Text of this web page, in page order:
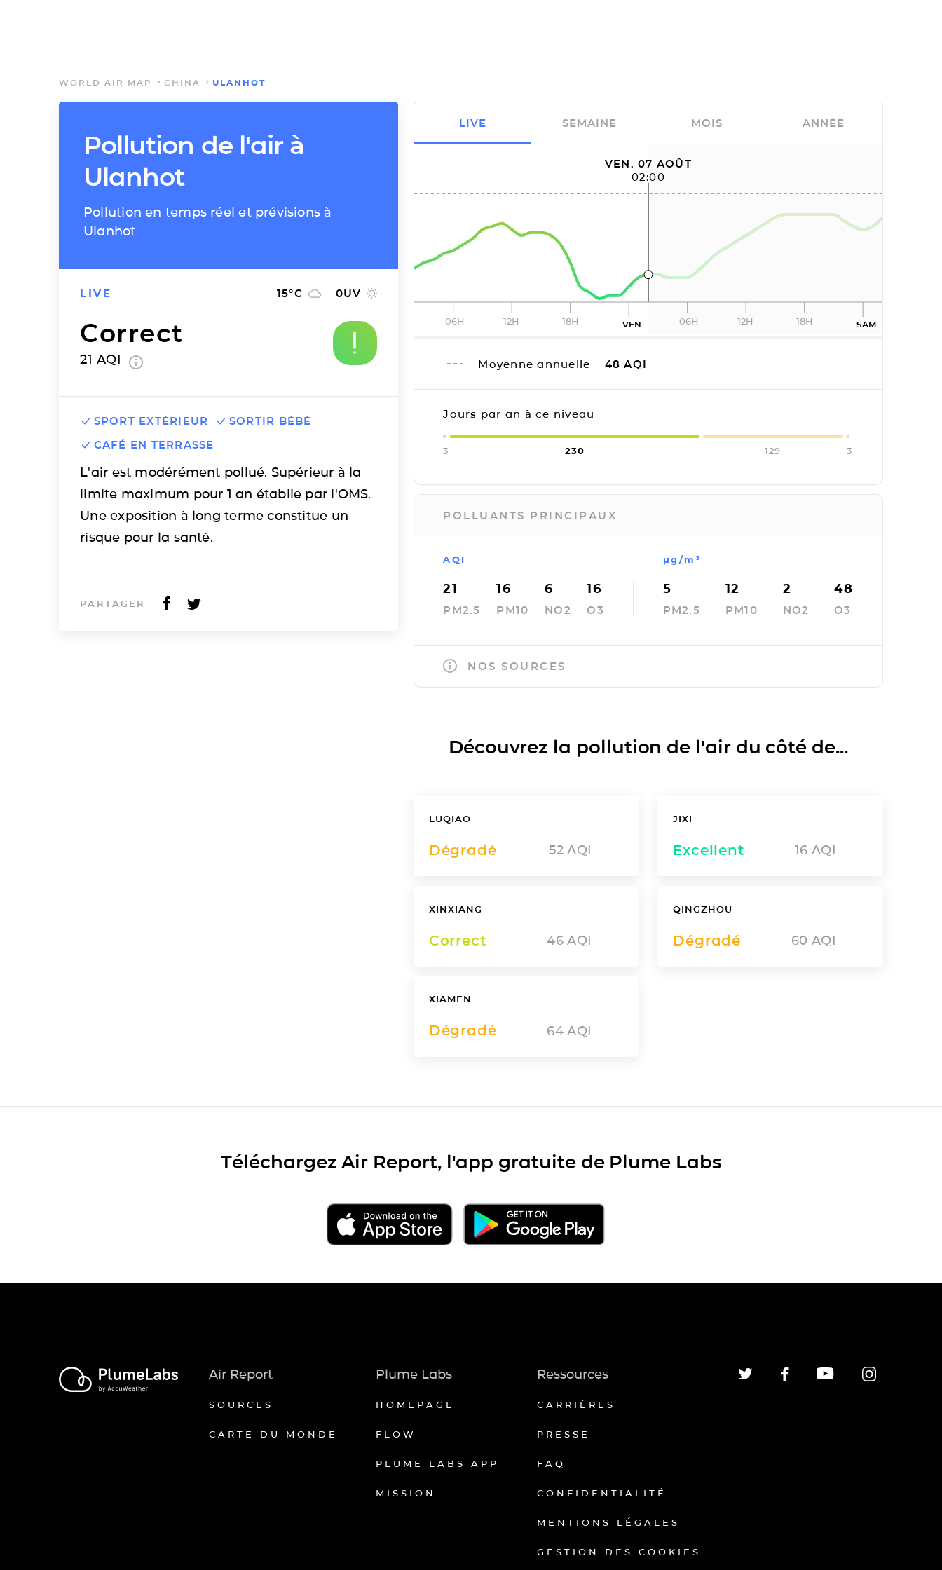
WORLD AIR MAP CHINA ULANHOT
Pollution de l'air à
Ulanhot
Pollution en temps réel et prévisions à
Ulanhot
LIVE 15°C 0UV
Correct
21 AQI
SPORT EXTÉRIEUR
SORTIR BÉBÉ
CAFÉ EN TERRASSE
L'air est modérément pollué. Supérieur à la
limite maximum pour 1 an établie par l'OMS.
Une exposition à long terme constitue un
risque pour la santé.
PARTAGER
VEN. 07 AOÛT
02:00
06H 12H 18H VEN 06H 12H 18H SAM
Moyenne annuelle 48 AQI
Jours par an à ce niveau
3 230 129 3
POLLUANTS PRINCIPAUX
AQI
21
PM2.5
16
PM10
6
NO2
16
O3
µg/m³
5
PM2.5
12
PM10
2
NO2
48
O3
NOS SOURCES
LIVE SEMAINE MOIS ANNÉE
Découvrez la pollution de l'air du côté de...
LUQIAO
Dégradé 52 AQI
JIXI
Excellent 16 AQI
XINXIANG
Correct 46 AQI
QINGZHOU
Dégradé 60 AQI
XIAMEN
Dégradé 64 AQI
Téléchargez Air Report, l'app gratuite de Plume Labs
Air Report
SOURCES
CARTE DU MONDE
Plume Labs
HOMEPAGE
FLOW
PLUME LABS APP
MISSION
Ressources
CARRIÈRES
PRESSE
FAQ
CONFIDENTIALITÉ
MENTIONS LÉGALES
GESTION DES COOKIES